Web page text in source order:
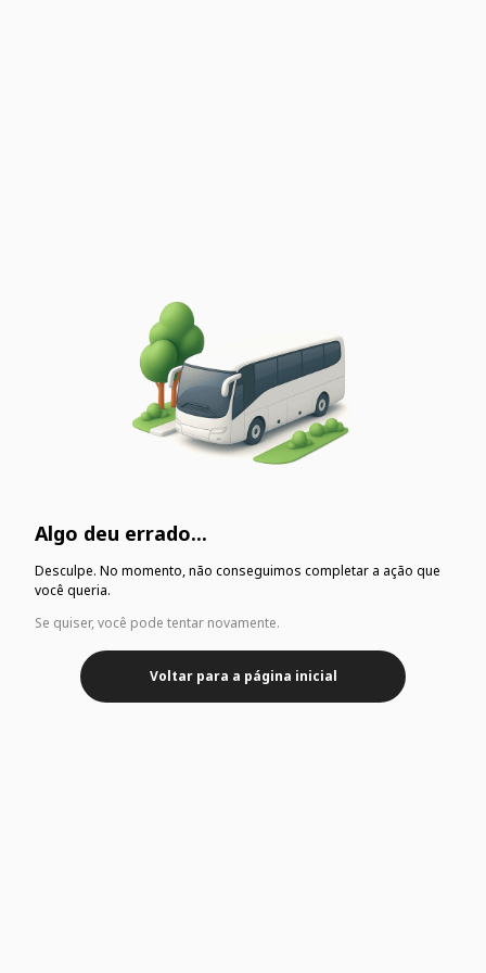
Algo deu errado...
Desculpe. No momento, não conseguimos completar a ação que
você queria.
Se quiser, você pode tentar novamente.
Voltar para a página inicial